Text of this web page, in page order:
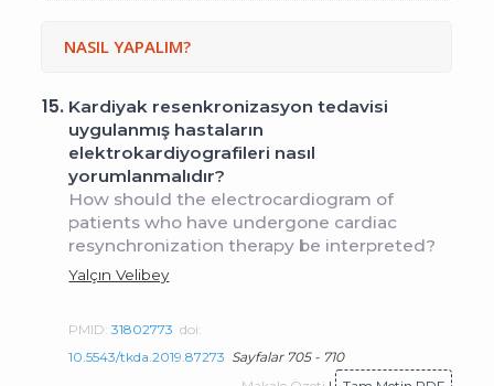
NASIL YAPALIM?
15. Kardiyak resenkronizasyon tedavisi
uygulanmış hastaların
elektrokardiyografileri nasıl
yorumlanmalıdır?
How should the electrocardiogram of
patients who have undergone cardiac
resynchronization therapy be interpreted?
Yalçın Velibey
PMID:31802773 doi:
10.5543/tkda.2019.87273 Sayfalar 705 - 710